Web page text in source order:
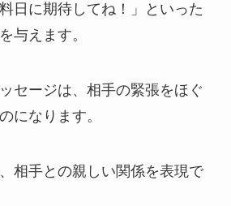
日に期待してね！」といった
与えます。
セージは、相手の緊張をほぐ
になります。
相手との親しい関係を表現で